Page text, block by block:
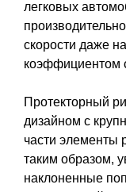
легковых
скорости даже
коэффициентом
Протекторный
дизайном с
части элементы
таким образом,
наклоненные